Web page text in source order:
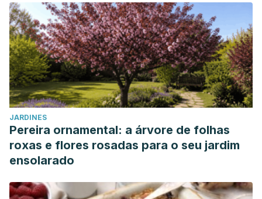
JARDINES
Pereira ornamental: a árvore de folhas
roxas e flores rosadas para o seu jardim
ensolarado